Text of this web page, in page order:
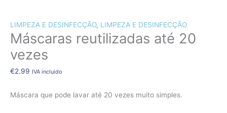
LIMPEZA E DESINFECÇÃO, LIMPEZA E DESINFECÇÃO
Máscaras reutilizadas até 20
vezes
€2.99 IVA incluido
Máscara que pode lavar até 20 vezes muito simples.